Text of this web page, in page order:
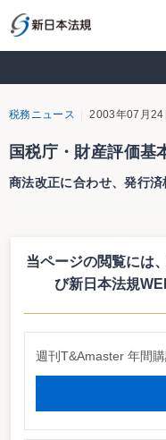
税務ニュース 2003年07月24
国税庁・財産評価基
商法改正に合わせ、発行
趣旨は、「社会経済の実態の
の評価について所要の改正を
信託証券の評価を定めたもので
れている。
持株割合の算定を発行済株式基
商法は、親会社・子会社の定
当ページの閲覧には
び新日本法規
週刊T&Amaster 年間